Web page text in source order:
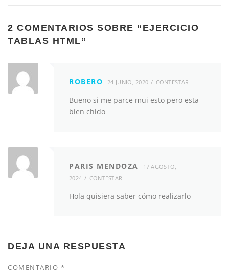
2 COMENTARIOS SOBRE “ EJERCICIO
TABLAS HTML”
ROBERO 24 JUNIO, 2020 CONTESTAR
Bueno si me parce mui esto pero esta
bien chido
PARIS MENDOZA
17 AGOSTO,
2024
CONTESTAR
Hola quisiera saber cómo realizarlo
DEJA UNA RESPUESTA
COMENTARIO *